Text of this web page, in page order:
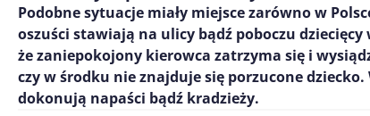
Podobne sytuacje miały miejsce zarówno w
oszuści stawiają na ulicy bądź poboczu dziecięcy
że zaniepokojony kierowca zatrzyma się i
czy w środku nie znajduje się porzucone dziecko.
dokonują napaści bądź kradzieży.